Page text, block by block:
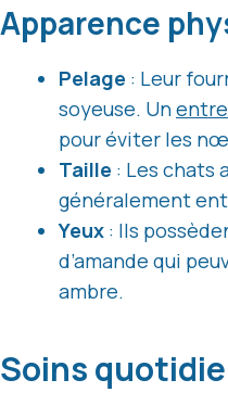
Apparence
Pelage : Leur
soyeuse. Un
pour éviter les
Taille : Les chats
généralement
Yeux : Ils
d’amande qui
ambre.
Soins